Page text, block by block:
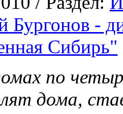
Бургонов -
Сибирь"
по
дома,